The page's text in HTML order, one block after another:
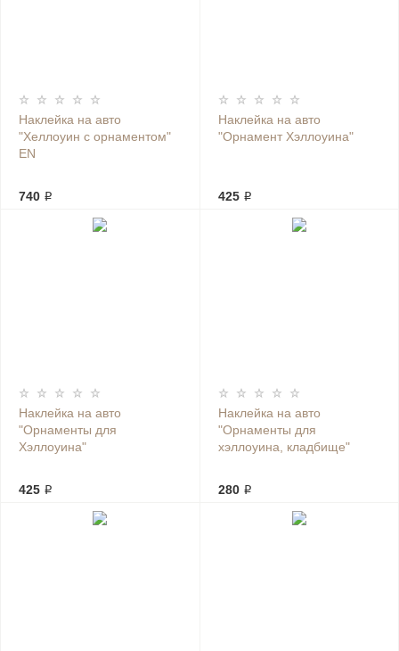
Наклейка на авто
"Хеллоуин с орнаментом"
EN
740 ₽
Наклейка на авто
"Орнамент Хэллоуина"
425 ₽
Наклейка на авто
"Орнаменты для
Хэллоуина"
425 ₽
Наклейка на авто
"Орнаменты для
хэллоуина, кладбище"
280 ₽